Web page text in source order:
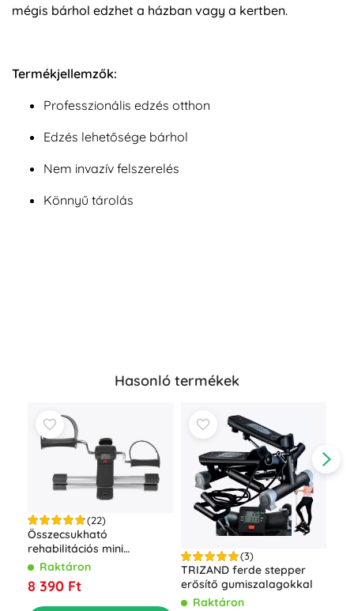
mégis bárhol edzhet a házban vagy a kertben.
Termékjellemzők:
Professzionális edzés otthon
Edzés lehetősége bárhol
Nem invazív felszerelés
Könnyű tárolás
Hasonló termékek
(22)
Összecsukható
rehabilitációs mini
szobakerékpár Basic LCD
Raktáron
8 390 Ft
(3)
TRIZAND ferde stepper
erősítő gumiszalagokkal
Raktáron